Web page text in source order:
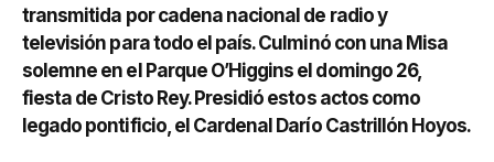
transmitida por cadena nacional de radio y
televisión para todo el país. Culminó con una Misa
solemne en el Parque O’Higgins el domingo 26,
fiesta de Cristo Rey. Presidió estos actos como
legado pontificio, el Cardenal Darío Castrillón Hoyos.